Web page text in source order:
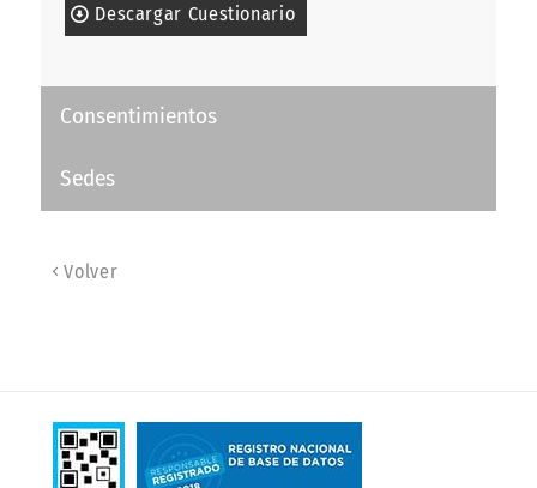
Descargar Cuestionario
Consentimientos
Sedes
Volver